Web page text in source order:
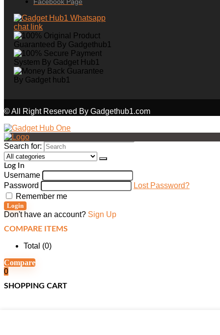
© All Right Reserved By Gadgethub1.com
Search for:
Log In
Username
Password
Lost Password?
Remember me
Login
Don't have an account? Sign Up
COMPARE ITEMS
Total (0)
Compare
0
SHOPPING CART